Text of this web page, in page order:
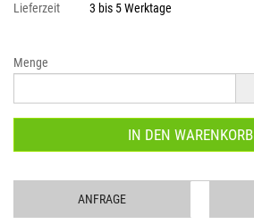
Lieferzeit 3 bis 5 Werktage
Menge
IN DEN WARENKORB
ANFRAGE